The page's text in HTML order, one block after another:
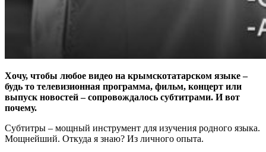
Хочу, чтобы любое видео на крымскотатарском языке –
будь то телевизионная программа, фильм, концерт или
выпуск новостей – сопровождалось субтитрами. И вот
почему.
Субтитры – мощный инструмент для изучения родного языка.
Мощнейший. Откуда я знаю? Из личного опыта.